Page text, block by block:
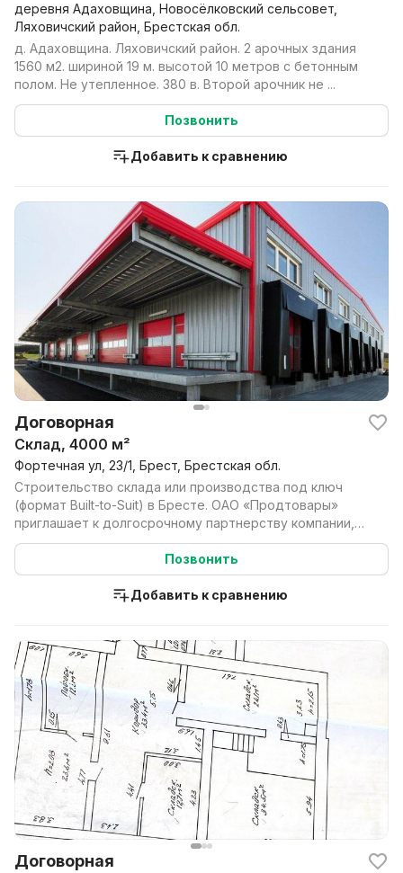
деревня Адаховщина, Новосёлковский сельсовет,
Ляховичский район, Брестская обл.
д. Адаховщина. Ляховичский район. 2 арочных здания
1560 м2. шириной 19 м. высотой 10 метров с бетонным
полом. Не утепленное. 380 в. Второй арочник не ...
Позвонить
Добавить к сравнению
Договорная
Склад, 4000 м²
Фортечная ул, 23/1, Брест, Брестская обл.
Строительство склада или производства под ключ
(формат Built-to-Suit) в Бресте. ОАО «Продтовары»
приглашает к долгосрочному партнерству компании,
заин...
Позвонить
Добавить к сравнению
Договорная